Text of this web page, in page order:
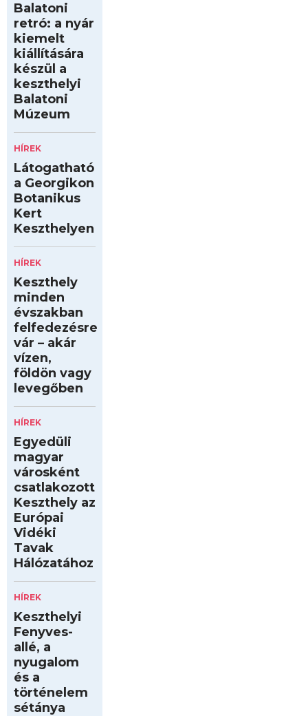
Balatoni
retró: a nyár
kiemelt
kiállítására
készül a
keszthelyi
Balatoni
Múzeum
HÍREK
Látogatható
a Georgikon
Botanikus
Kert
Keszthelyen
HÍREK
Keszthely
minden
évszakban
felfedezésre
vár – akár
vízen,
földön vagy
levegőben
HÍREK
Egyedüli
magyar
városként
csatlakozott
Keszthely az
Európai
Vidéki
Tavak
Hálózatához
HÍREK
Keszthelyi
Fenyves-
allé, a
nyugalom
és a
történelem
sétánya